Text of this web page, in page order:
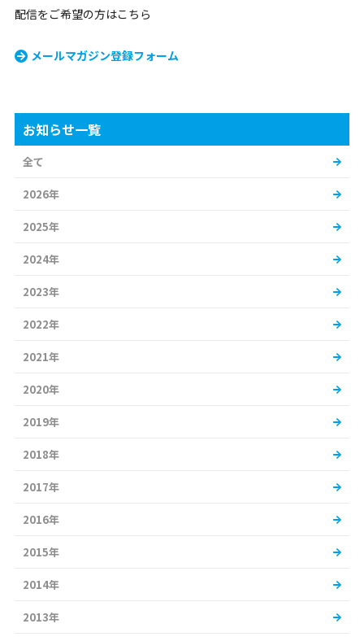
配信をご希望の方はこちら
メールマガジン登録フォーム
お知らせ一覧
全て
2026年
2025年
2024年
2023年
2022年
2021年
2020年
2019年
2018年
2017年
2016年
2015年
2014年
2013年